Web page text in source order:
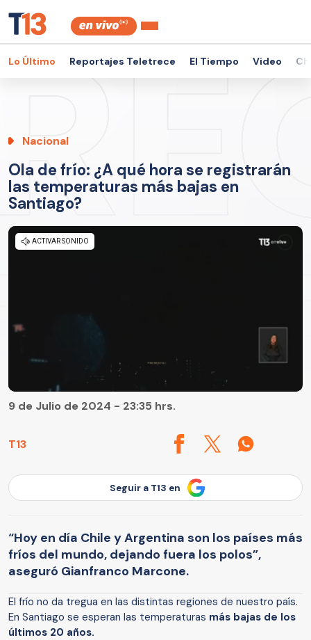
Lo Último Reportajes Teletrece El Tiempo Video
Nacional
Ola de frío: ¿A qué hora se registrarán
las temperaturas más bajas en
Santiago?
T13
9 de Julio de 2024 - 23:35 hrs.
Seguir a T13 en
“Hoy en día Chile y Argentina son los países más
fríos del mundo, dejando fuera los polos”,
aseguró Gianfranco Marcone.
El frío no da tregua en las distintas regiones de nuestro país.
En Santiago se esperan las temperaturas más bajas de los
últimos 20 años.